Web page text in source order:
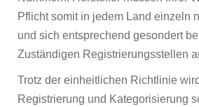
Pflicht somit in jedem Land einzeln
und sich entsprechend gesondert
Zuständigen Registrierungsstellen
Trotz der einheitlichen Richtlinie
Registrierung und Kategorisierung